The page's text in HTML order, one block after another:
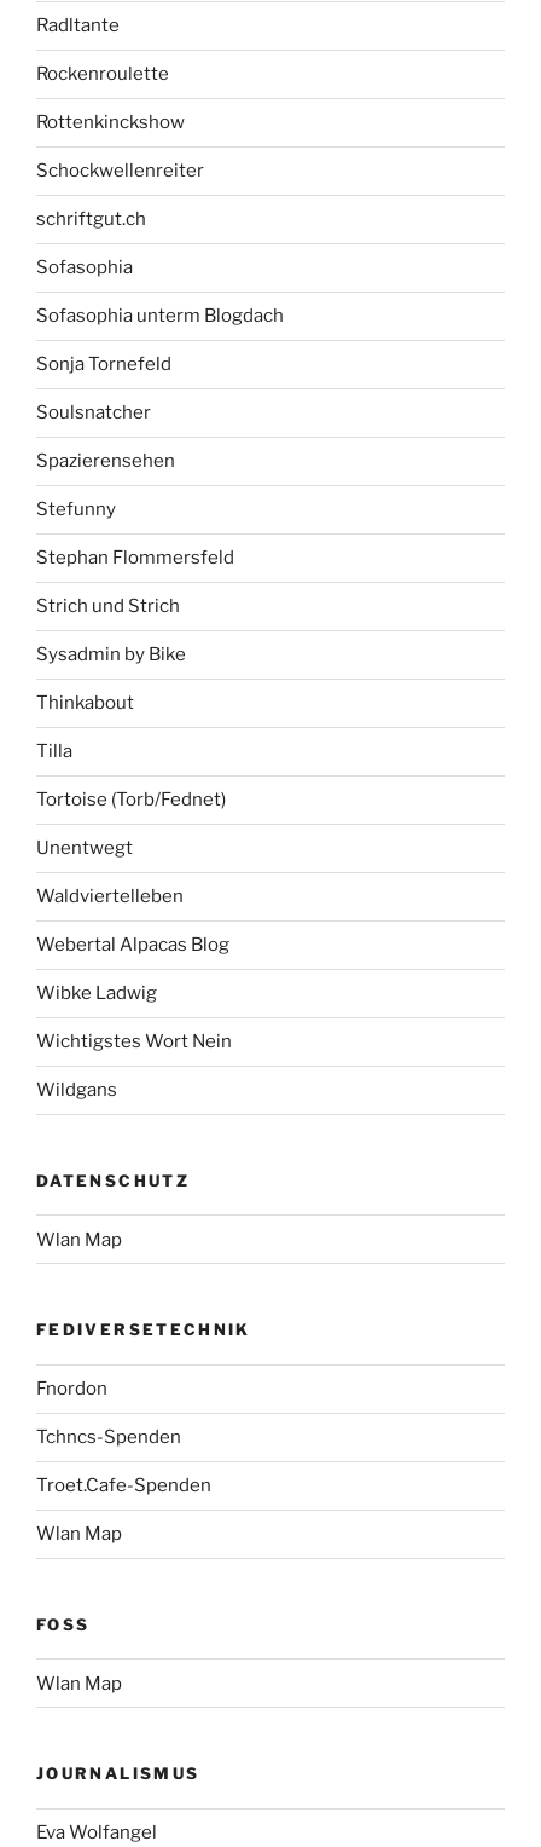
Radltante
Rockenroulette
Rottenkinckshow
Schockwellenreiter
schriftgut.ch
Sofasophia
Sofasophia unterm Blogdach
Sonja Tornefeld
Soulsnatcher
Spazierensehen
Stefunny
Stephan Flommersfeld
Strich und Strich
Sysadmin by Bike
Thinkabout
Tilla
Tortoise (Torb/Fednet)
Unentwegt
Waldviertelleben
Webertal Alpacas Blog
Wibke Ladwig
Wichtigstes Wort Nein
Wildgans
DATENSCHUTZ
Wlan Map
FEDIVERSETECHNIK
Fnordon
Tchncs-Spenden
Troet.Cafe-Spenden
Wlan Map
FOSS
Wlan Map
JOURNALISMUS
Eva Wolfangel